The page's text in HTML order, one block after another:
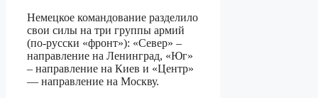
Немецкое командование разделило
свои силы на три группы армий
(по-русски «фронт»): «Север» –
направление на Ленинград, «Юг»
– направление на Киев и «Центр»
— направление на Москву.